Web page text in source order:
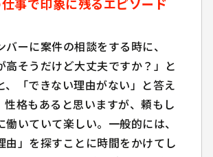
事で印象に残るエピソード
バーに案件の相談をする時に、
高そうだけど大丈夫ですか？」と
、「できない理由がない」と答え
性格もあると思いますが、頼もし
働いていて楽しい。一般的には、
バーに案件の相談をする時に、
高そうだけど大丈夫ですか？」と
、「できない理由がない」と答え
性格もあると思いますが、頼もし
働いていて楽しい。一般的には、
由」を探すことに時間をかけてし